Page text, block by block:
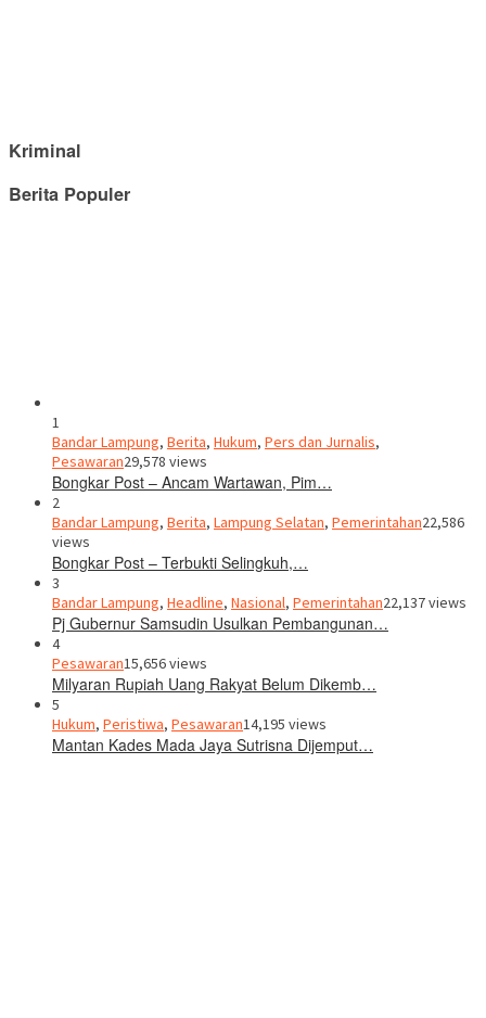
Kriminal
Berita Populer
1
Bandar Lampung, Berita, Hukum, Pers dan Jurnalis,
Pesawaran29,578 views
Bongkar Post – Ancam Wartawan, Pim…
2
Bandar Lampung, Berita, Lampung Selatan, Pemerintahan22,586
views
Bongkar Post – Terbukti Selingkuh,…
3
Bandar Lampung, Headline, Nasional, Pemerintahan22,137 views
Pj Gubernur Samsudin Usulkan Pembangunan…
4
Pesawaran15,656 views
Milyaran Rupiah Uang Rakyat Belum Dikemb…
5
Hukum, Peristiwa, Pesawaran14,195 views
Mantan Kades Mada Jaya Sutrisna Dijemput…